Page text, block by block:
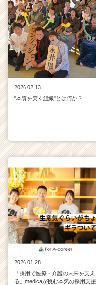
2026.02.13
"本質を突く組織"とは何か？
2026.01.28
「採用で医療・介護の未来を支え
る。medicaが挑む本気の採用支援